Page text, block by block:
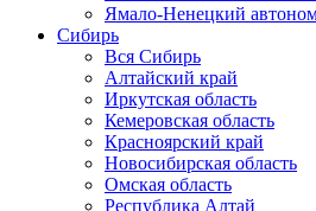
Ямало-Ненецкий
Сибирь
Вся Сибирь
Алтайский край
Иркутская область
Кемеровская область
Красноярский край
Новосибирская область
Омская область
Республика Алтай